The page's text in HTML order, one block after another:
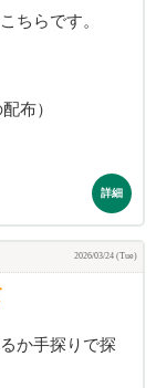
ちらです。
布）
詳細
2026/03/24 (Tue)
か手探りで探